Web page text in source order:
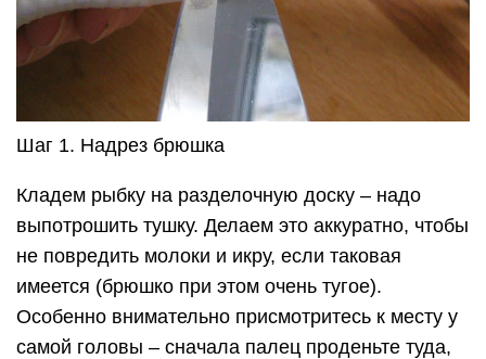
Шаг 1. Надрез брюшка
Кладем рыбку на разделочную доску – надо
выпотрошить тушку. Делаем это аккуратно, чтобы
не повредить молоки и икру, если таковая
имеется (брюшко при этом очень тугое).
Особенно внимательно присмотритесь к месту у
самой головы – сначала палец проденьте туда,